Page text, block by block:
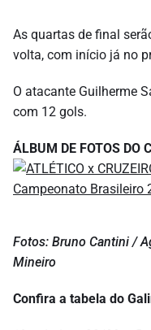
As quartas de final
volta, com início já no
O atacante Guilherme
com 12 gols.
ÁLBUM DE FOTOS DO
Fotos: Bruno Cantini /
Mineiro
Confira a tabela do